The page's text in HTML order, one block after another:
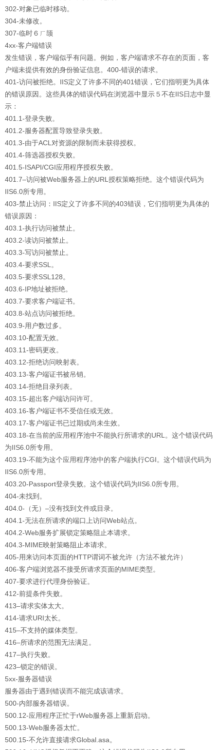
302-对象已临时移动。
304-未修改。
307-临时６ㄏ颉
4xx-客户端错误
发生错误，客户端似乎有问题。例如，客户端请求不存在的页面，客
户端未提供有效的身份验证信息。400-错误的请求。
401-访问被拒绝。IIS定义了许多不同的401错误，它们指明更为具体
的错误原因。这些具体的错误代码在浏览器中显示５不在IIS日志中显
示：
401.1-登录失败。
401.2-服务器配置导致登录失败。
401.3-由于ACL对资源的限制而未获得授权。
401.4-筛选器授权失败。
401.5-ISAPI/CGI应用程序授权失败。
401.7–访问被Web服务器上的URL授权策略拒绝。这个错误代码为
IIS6.0所专用。
403-禁止访问：IIS定义了许多不同的403错误，它们指明更为具体的
错误原因：
403.1-执行访问被禁止。
403.2-读访问被禁止。
403.3-写访问被禁止。
403.4-要求SSL。
403.5-要求SSL128。
403.6-IP地址被拒绝。
403.7-要求客户端证书。
403.8-站点访问被拒绝。
403.9-用户数过多。
403.10-配置无效。
403.11-密码更改。
403.12-拒绝访问映射表。
403.13-客户端证书被吊销。
403.14-拒绝目录列表。
403.15-超出客户端访问许可。
403.16-客户端证书不受信任或无效。
403.17-客户端证书已过期或尚未生效。
403.18-在当前的应用程序池中不能执行所请求的URL。这个错误代码
为IIS6.0所专用。
403.19-不能为这个应用程序池中的客户端执行CGI。这个错误代码为
IIS6.0所专用。
403.20-Passport登录失败。这个错误代码为IIS6.0所专用。
404-未找到。
404.0-（无）–没有找到文件或目录。
404.1-无法在所请求的端口上访问Web站点。
404.2-Web服务扩展锁定策略阻止本请求。
404.3-MIME映射策略阻止本请求。
405-用来访问本页面的HTTP谓词不被允许（方法不被允许）
406-客户端浏览器不接受所请求页面的MIME类型。
407-要求进行代理身份验证。
412-前提条件失败。
413–请求实体太大。
414-请求URI太长。
415–不支持的媒体类型。
416–所请求的范围无法满足。
417–执行失败。
423–锁定的错误。
5xx-服务器错误
服务器由于遇到错误而不能完成该请求。
500-内部服务器错误。
500.12-应用程序正忙于rWeb服务器上重新启动。
500.13-Web服务器太忙。
500.15-不允许直接请求Global.asa。